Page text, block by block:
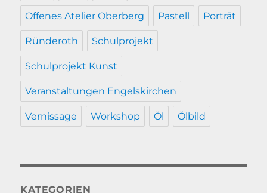
Offenes Atelier Oberberg Pastell Porträt
Ründeroth Schulprojekt
Schulprojekt Kunst
Veranstaltungen Engelskirchen
Vernissage Workshop Öl Ölbild
KATEGORIEN